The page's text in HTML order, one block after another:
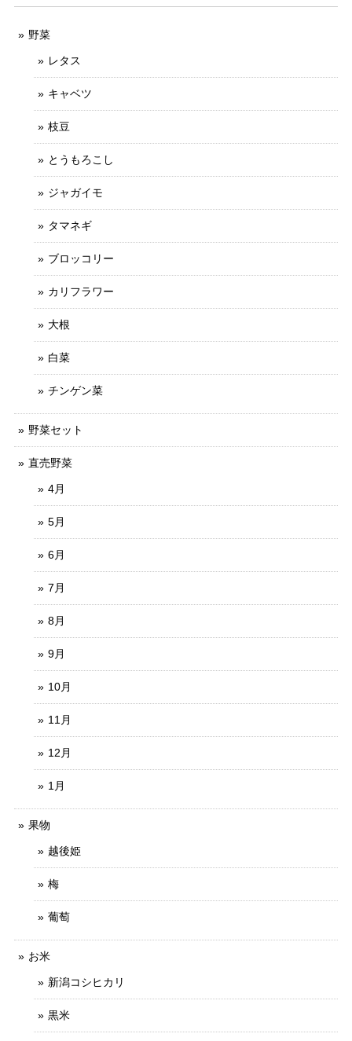
野菜
レタス
キャベツ
枝豆
とうもろこし
ジャガイモ
タマネギ
ブロッコリー
カリフラワー
大根
白菜
チンゲン菜
野菜セット
直売野菜
4月
5月
6月
7月
8月
9月
10月
11月
12月
1月
果物
越後姫
梅
葡萄
お米
新潟コシヒカリ
黒米